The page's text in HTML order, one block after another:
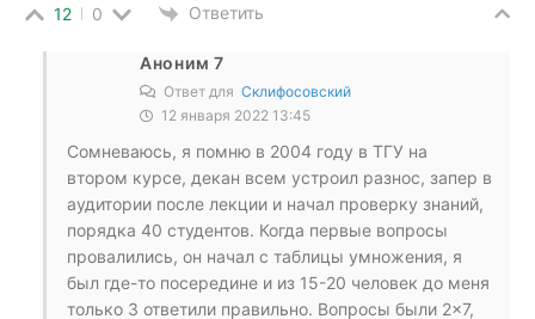
12 0 Ответить
Аноним 7
Ответ для Склифосовский
12 января 2022 13:45
Сомневаюсь, я помню в 2004 году в ТГУ на
втором курсе, декан всем устроил разнос, запер в
аудитории после лекции и начал проверку знаний,
порядка 40 студентов. Когда первые вопросы
провалились, он начал с таблицы умножения, я
был где-то посередине и из 15-20 человек до меня
только 3 ответили правильно. Вопросы были 2×7,